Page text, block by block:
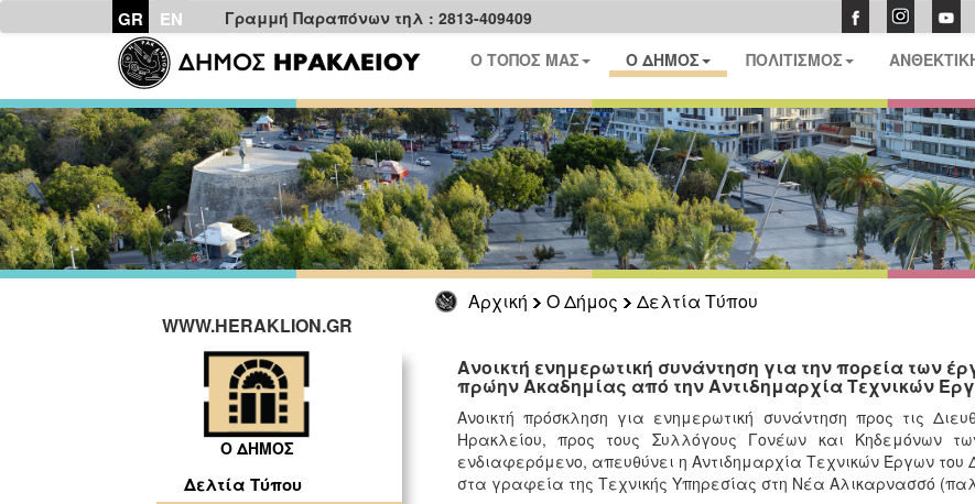
GR EN Γραμμή Παραπόνων τηλ : 2813-409409
Ο ΤΟΠΟΣ ΜΑΣ Ο ΔΗΜΟΣ ΠΟΛΙΤΙΣΜΟΣ
Αρχική Ο Δήμος
Δελτία Τύπου
WWW.HERAKLION.GR
Ο ΔΗΜΟΣ
Δελτία Τύπου
Ανοικτή ενημερωτική συνάντηση για την πορεία των
πρώην Ακαδημίας από την Αντιδημαρχία Τεχνικών
Ανοικτή πρόσκληση για ενημερωτική συνάντηση προς τις
Ηρακλείου, προς τους Συλλόγους Γονέων και Κηδεμόνων
ενδιαφερόμενο, απευθύνει η Αντιδημαρχία Τεχνικών Έργων του
στα γραφεία της Τεχνικής Υπηρεσίας στη Νέα Αλικαρνασσό